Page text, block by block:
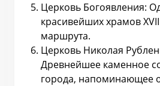
Церковь Богоявления:
красивейших храмов
маршрута.
Церковь Николая
Древнейшее каменное
города, напоминающее